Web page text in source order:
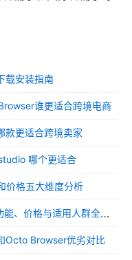
载安装指南
谁更适合跨境电商
款更适合跨境卖家
哪个更适合
价格五大维度分析
云登浏览器与ClonBrowser深度对比：功能、价格与适用人群全解析
Octo Browser优劣对比